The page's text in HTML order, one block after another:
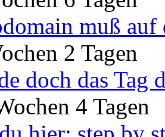
muß auf
2 Tagen
doch das Tag
4 Tagen